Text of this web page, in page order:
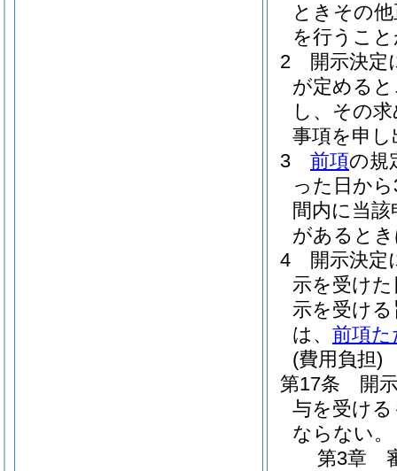
ときその
を行うこ
2
開示決定
が定める
し、その
事項を申
3
前項の規
った日か
間内に当
があると
4
開示決定
示を受け
示を受け
は、 前項
(費用負担)
第17条
開
与を受け
ならない。
第3章